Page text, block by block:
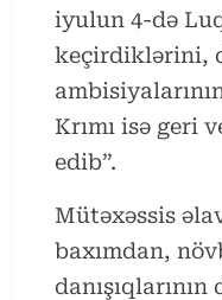
iyulun 4-də
keçirdiklərini,
Krımı isə geri
edib”.
Mütəxəssis
baxımdan,